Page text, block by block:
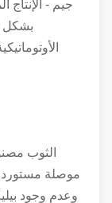
جيم - الإنتاج
بشكل
الأوتوماتيكية
الثوب مصنوع
موصلة مستوردة ،
وعدم وجود بيلينغ